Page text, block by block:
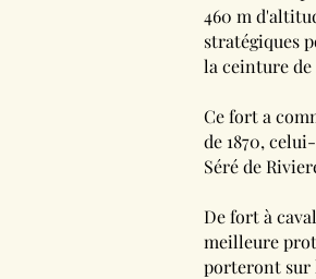
460 m
stratégiques
la ceinture de
Ce fort a
de 1870,
Séré de
De fort à
meilleure
porteront sur